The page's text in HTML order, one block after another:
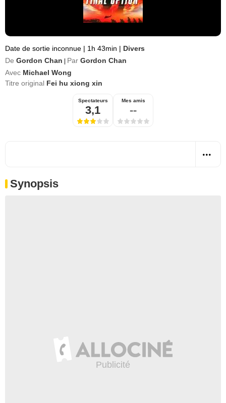
Date de sortie inconnue | 1h 43min | Divers
De Gordon Chan Par Gordon Chan
Avec Michael Wong
Titre original Fei hu xiong xin
Spectateurs
3,1
Mes amis
--
Synopsis